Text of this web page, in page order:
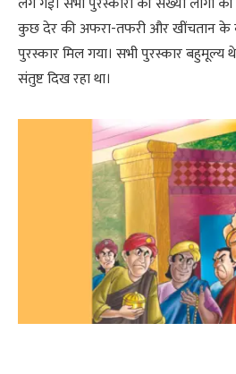
कुछ देर की अफरा-तफरी और खींचतान के
पुरस्कार मिल गया। सभी पुरस्कार
संतुष्ट दिख रहा था।